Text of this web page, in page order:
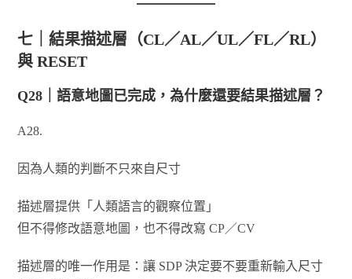
七｜結果描述層（CL／AL／UL／FL／RL）
與 RESET
Q28｜語意地圖已完成，為什麼還要結果描述層？
A28.
因為人類的判斷不只來自尺寸
描述層提供「人類語言的觀察位置」
但不得修改語意地圖，也不得改寫 CP／CV
描述層的唯一作用是：讓 SDP 決定要不要重新輸入尺寸